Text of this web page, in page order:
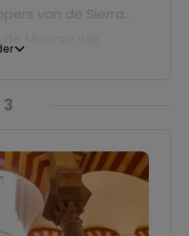
van de Sierra
staan terrassen
kathedraal.